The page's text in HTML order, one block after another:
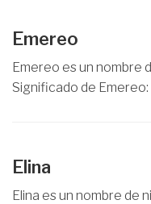
Emereo
Emereo es un nombre
Significado de
Elina
Elina es un nombre de